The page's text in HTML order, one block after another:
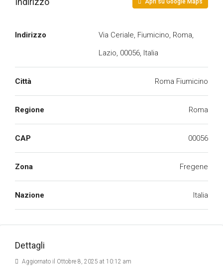
Apri su Google Maps
Indirizzo
Via Ceriale, Fiumicino, Roma,
Lazio, 00056, Italia
Città Roma Fiumicino
Regione Roma
CAP 00056
Zona Fregene
Nazione Italia
Dettagli
Aggiornato il Ottobre 8, 2025 at 10:12 am